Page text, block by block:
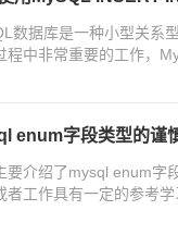
数据库是一种小型关系
程中非常重要的工作，
enum字段类型的谨
要介绍了mysql enum字
者工作具有一定的参考